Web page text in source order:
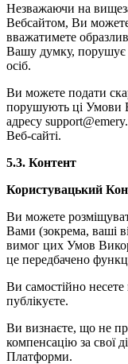
Незважаючи на
Вебсайтом, Ви
вважатимете
Вашу думку, порушує
осіб.
Ви можете подати
порушують ці Умови
адресу
Веб-сайті.
5.3. Контент
Користувацький
Ви можете
Вами (зокрема, ваші
вимог цих Умов
це передбачено
Ви самостійно несете
публікуєте.
Ви визнаєте, що не
компенсацію за свої
Платформи.